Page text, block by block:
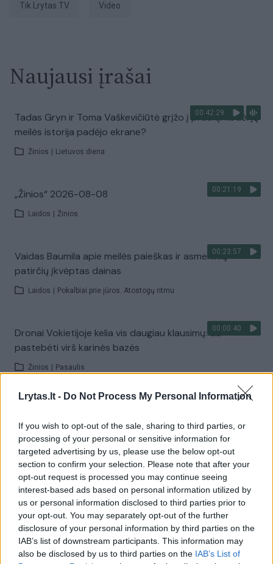
Lrytas.lt - Do Not Process My Personal Information
If you wish to opt-out of the sale, sharing to third parties, or
processing of your personal or sensitive information for
targeted advertising by us, please use the below opt-out
section to confirm your selection. Please note that after your
opt-out request is processed you may continue seeing
interest-based ads based on personal information utilized by
us or personal information disclosed to third parties prior to
your opt-out. You may separately opt-out of the further
disclosure of your personal information by third parties on the
IAB’s list of downstream participants. This information may
also be disclosed by us to third parties on the IAB’s List of
tik Lrytas.TV Video
Naujausi įrašai
00:42:29
Tadas Gryn ir Toma Vaškevičiūtė grįžo į praeitį: kodėl jų
meilės istorija padėjo ekrane?
Žinios Lietuvos diena
00:21:19
„Žinios“ 2026-08-08
Laidos Žinios
00:23:57
Vaidas Baumila apie meilės paieškas ir asmeninių
patirčių įkvėptas dainas
Laidos Pokalbiai prie jūros. Atostogų ritmu
00:00:40
Dronai Vokietijoje kelia vis daugiau klausimų: du
pastebėti virš karinės bazės
Žinios Pasaulis
Žiūrimiausi įrašai
00:00:30
Vaizdai iš tragiškos avarijos Vilniaus r.: dviejų moterų ir
vaiko gyvybių išgelbėti nepavyko
Žinios Lietuvos diena